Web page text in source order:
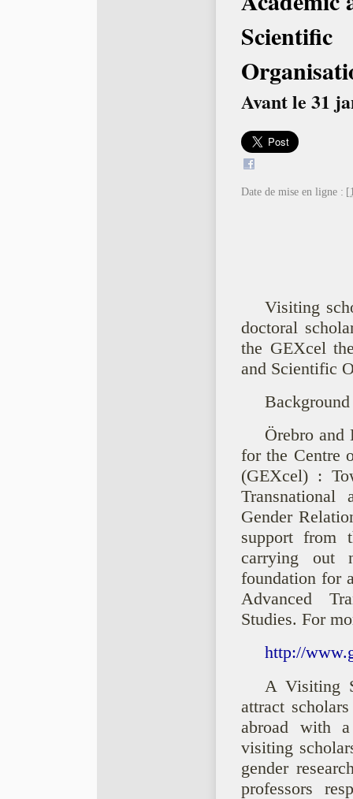
Scientific
Avant le 31
Date de mise en ligne :
Visiting
doctoral
the GEXcel
and Scientific
Örebro and
for the Centre
(GEXcel) :
Transnational
Gender
support from
carrying out
foundation for
Advanced
Studies. For
http://
A Visiting
attract
abroad with
visiting
gender
professors